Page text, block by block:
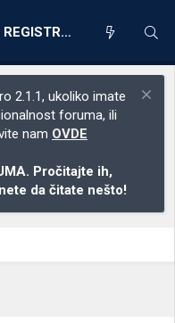
REGISTRACIJA
2.1.1, ukoliko imate
foruma, ili
nam OVDE
Pročitajte ih,
da čitate nešto!